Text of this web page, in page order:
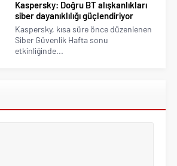
Kaspersky: Doğru BT alışkanlıkları
siber dayanıklılığı güçlendiriyor
Kaspersky, kısa süre önce düzenlenen
Siber Güvenlik Hafta sonu
etkinliğinde...